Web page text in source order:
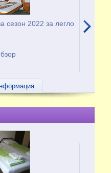
сезон 2022 за легло